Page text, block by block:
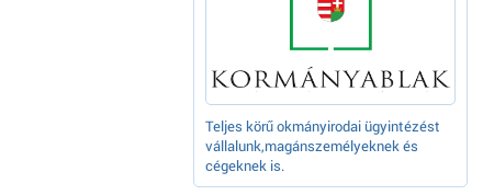
Teljes körű okmányirodai ügyintézést
vállalunk,magánszemélyeknek és
cégeknek is.